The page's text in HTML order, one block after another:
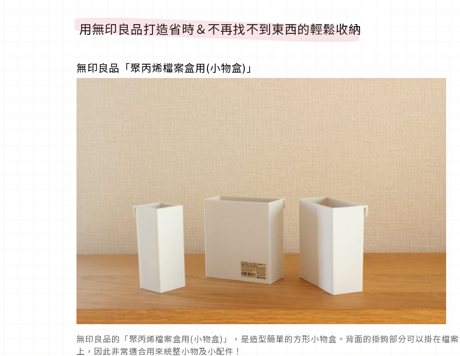
用無印良品打造省時＆不再找不到東西的輕鬆收納
無印良品「聚丙烯檔案盒用(小物盒)」
無印良品的「聚丙烯檔案盒用(小物盒)」，是造型簡單的方形小物盒。背面的掛鉤部分可以掛在檔
上，因此非常適合用來統整小物及小配件！